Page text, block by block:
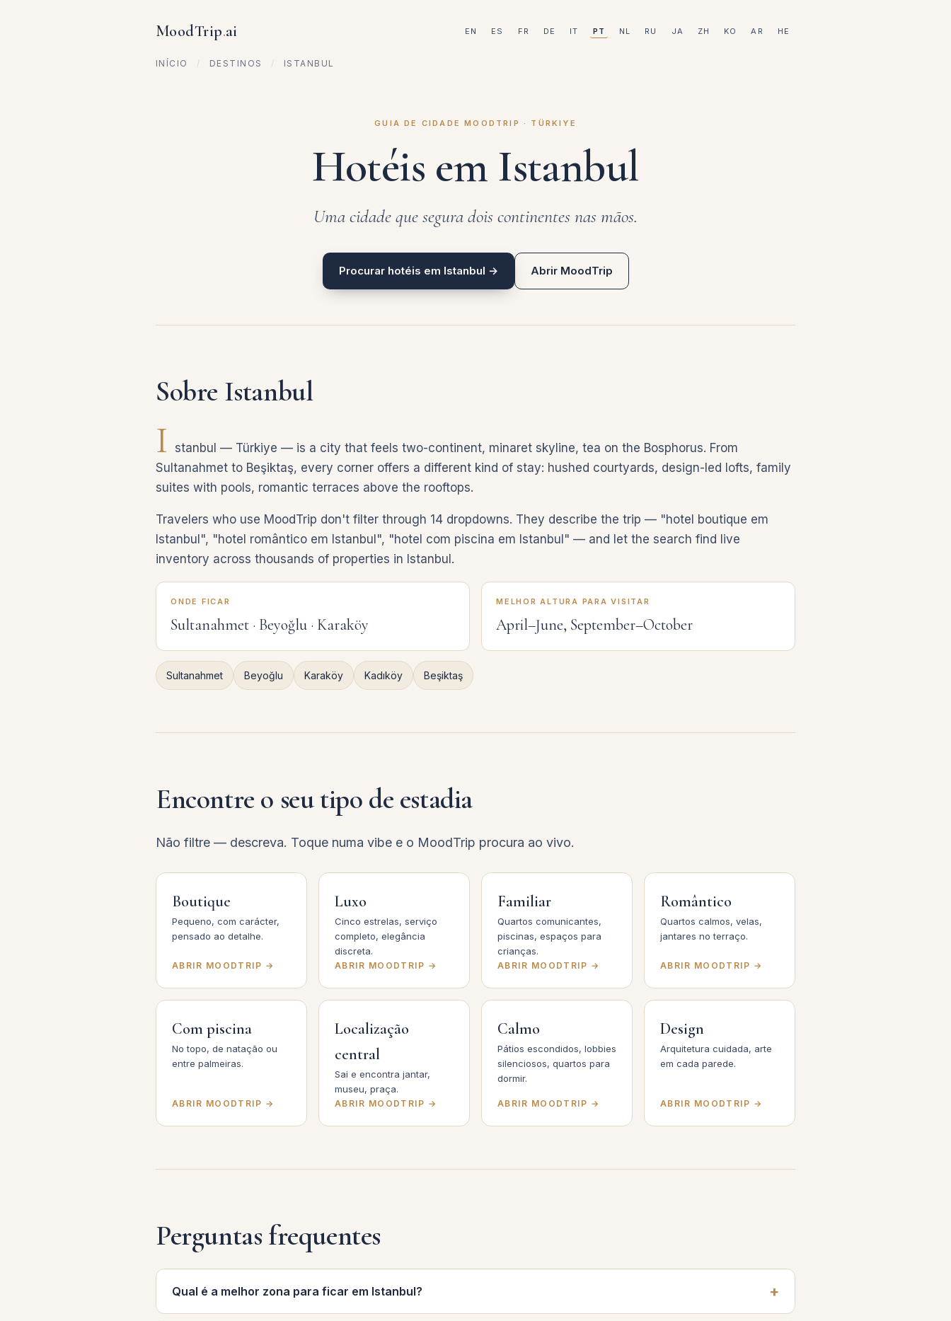
MoodTrip.ai EN ES FR DE IT PT NL RU JA ZH KO AR HE
INÍCIO / DESTINOS / ISTANBUL
GUIA DE CIDADE MOODTRIP · TÜRKIYE
Hotéis em Istanbul
Uma cidade que segura dois continentes nas mãos.
Procurar hotéis em Istanbul → Abrir MoodTrip
Sobre Istanbul
I
stanbul — Türkiye — is a city that feels two-continent, minaret skyline, tea on the Bosphorus. From
Sultanahmet to Beşiktaş, every corner offers a different kind of stay: hushed courtyards, design-led lofts, family
suites with pools, romantic terraces above the rooftops.
Travelers who use MoodTrip don't filter through 14 dropdowns. They describe the trip — "hotel boutique em
Istanbul", "hotel romântico em Istanbul", "hotel com piscina em Istanbul" — and let the search find live
inventory across thousands of properties in Istanbul.
ONDE FICAR
Sultanahmet · Beyoğlu · Karaköy
MELHOR ALTURA PARA VISITAR
April–June, September–October
Sultanahmet Beyoğlu Karaköy Kadıköy Beşiktaş
Encontre o seu tipo de estadia
Não filtre — descreva. Toque numa vibe e o MoodTrip procura ao vivo.
Boutique
Pequeno, com carácter,
pensado ao detalhe.
ABRIR MOODTRIP →
Luxo
Cinco estrelas, serviço
completo, elegância
discreta.
ABRIR MOODTRIP →
Familiar
Quartos comunicantes,
piscinas, espaços para
crianças.
ABRIR MOODTRIP →
Romântico
Quartos calmos, velas,
jantares no terraço.
ABRIR MOODTRIP →
Com piscina
No topo, de natação ou
entre palmeiras.
ABRIR MOODTRIP →
Localização
central
Sai e encontra jantar,
museu, praça.
ABRIR MOODTRIP →
Calmo
Pátios escondidos, lobbies
silenciosos, quartos para
dormir.
ABRIR MOODTRIP →
Design
Arquitetura cuidada, arte
em cada parede.
ABRIR MOODTRIP →
Perguntas frequentes
Qual é a melhor zona para ficar em Istanbul?